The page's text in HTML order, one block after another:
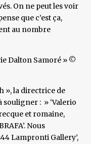
On ne peut les voir
que c’est ça,
au nombre
Dalton Samoré » ©
», la directrice de
souligner : » ‘Valerio
et romaine,
Nous
Lampronti Gallery’,